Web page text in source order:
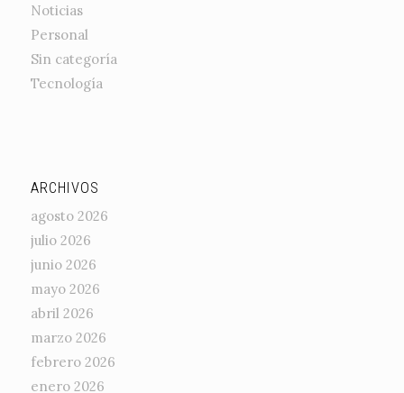
Noticias
Personal
Sin categoría
Tecnología
ARCHIVOS
agosto 2026
julio 2026
junio 2026
mayo 2026
abril 2026
marzo 2026
febrero 2026
enero 2026